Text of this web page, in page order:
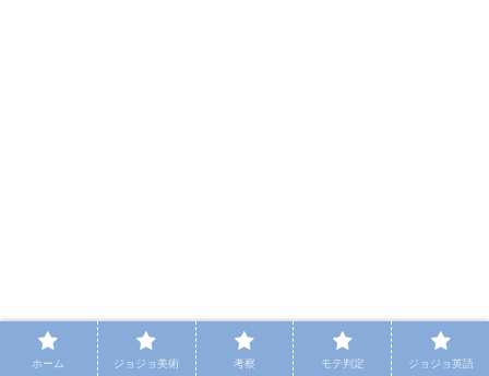
ホーム ジョジョ美術 考察 モテ判定 ジョジョ英語